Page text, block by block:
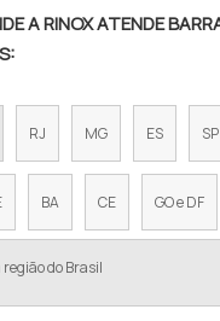
A RINOX ATENDE
RJ MG ES SP
BA CE GO e DF
região do Brasil